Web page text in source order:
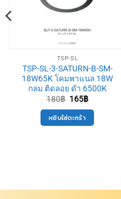
TSP-SL
TSP-SL-3-SATURN-B-SM-
18W65K โคมพาแนล 18W
กลม ติดลอย ดำ 6500K
180฿ Original
was:
180฿.
165฿Current
is:
หยิบใส่ตะกร้า